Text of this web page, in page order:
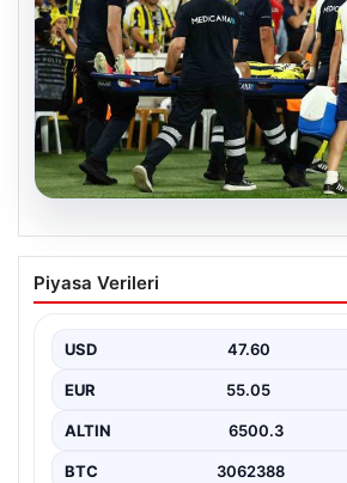
05.08.2026
Fenerbahçe’de Sturm Graz
Oosterwolde’den Üzücü
Almanya temsilcisi Sturm Graz'ı evinde
Mücadele…
Piyasa Verileri
USD 47.60
EUR 55.05
ALTIN 6500.3
BTC 3062388